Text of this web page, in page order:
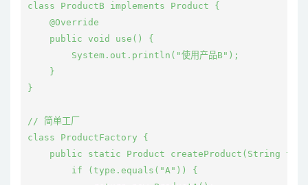
class ProductB implements Product {
    @Override
    public void use() {
        System.out.println("使用产品B");
    }
}
// 简单工厂
class ProductFactory {
public static Product createProduct(String
        if (type.equals("A")) {